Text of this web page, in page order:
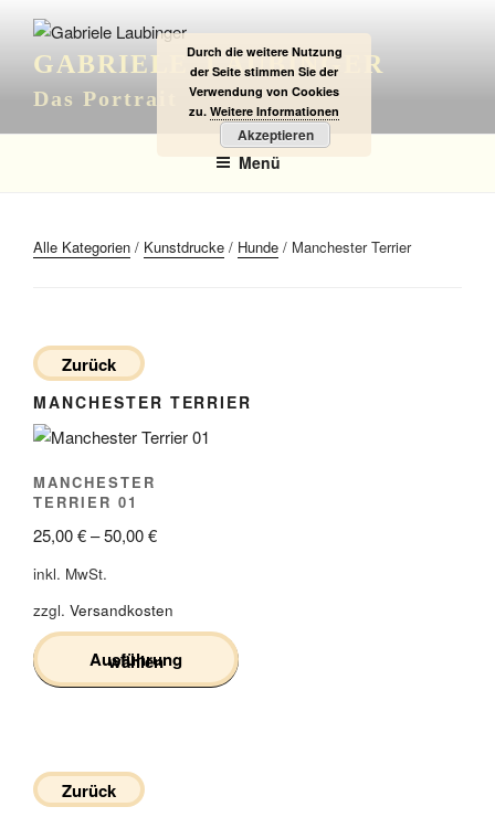
Inhalt
springenGABRIELE LAUBINGER
Das Portrait
Menü
Alle Kategorien / Kunstdrucke / Hunde / Manchester Terrier
Zurück
MANCHESTER TERRIER
MANCHESTER
TERRIER 01
25,00€–50,00€
inkl. MwSt.
zzgl. Versandkosten
Ausführung wählen
mehrere
Varianten
Zurück
Durch die weitere Nutzung
der Seite stimmen Sie der
Verwendung von Cookies
zu. Weitere Informationen
Akzeptieren